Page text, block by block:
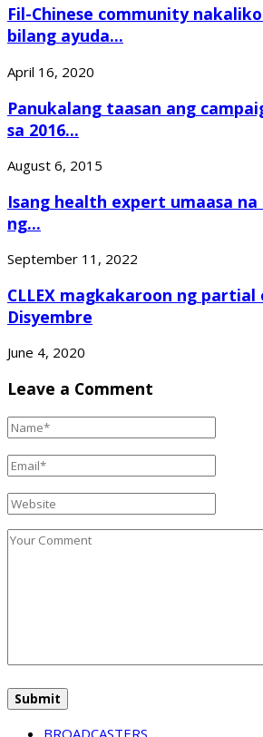
Fil-Chinese community
bilang ayuda...
April 16, 2020
Panukalang taasan ang
sa 2016...
August 6, 2015
Isang health expert umaasa
ng...
September 11, 2022
CLLEX magkakaroon ng partial
Disyembre
June 4, 2020
Leave a Comment